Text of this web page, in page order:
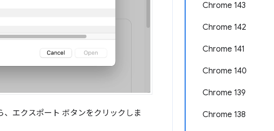
Chrome 143
Chrome 142
Chrome 141
Chrome 140
Chrome 139
Chrome 138
、エクスポート ボタンをクリックしま